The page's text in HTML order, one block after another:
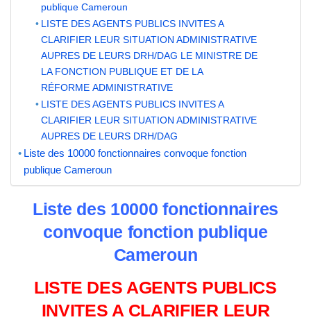
publique Cameroun
LISTE DES AGENTS PUBLICS INVITES A
CLARIFIER LEUR SITUATION ADMINISTRATIVE
AUPRES DE LEURS DRH/DAG LE MINISTRE DE
LA FONCTION PUBLIQUE ET DE LA
RÉFORME ADMINISTRATIVE
LISTE DES AGENTS PUBLICS INVITES A
CLARIFIER LEUR SITUATION ADMINISTRATIVE
AUPRES DE LEURS DRH/DAG
Liste des 10000 fonctionnaires convoque fonction
publique Cameroun
Liste des 10000 fonctionnaires
convoque fonction publique
Cameroun
LISTE DES AGENTS PUBLICS
INVITES A CLARIFIER LEUR